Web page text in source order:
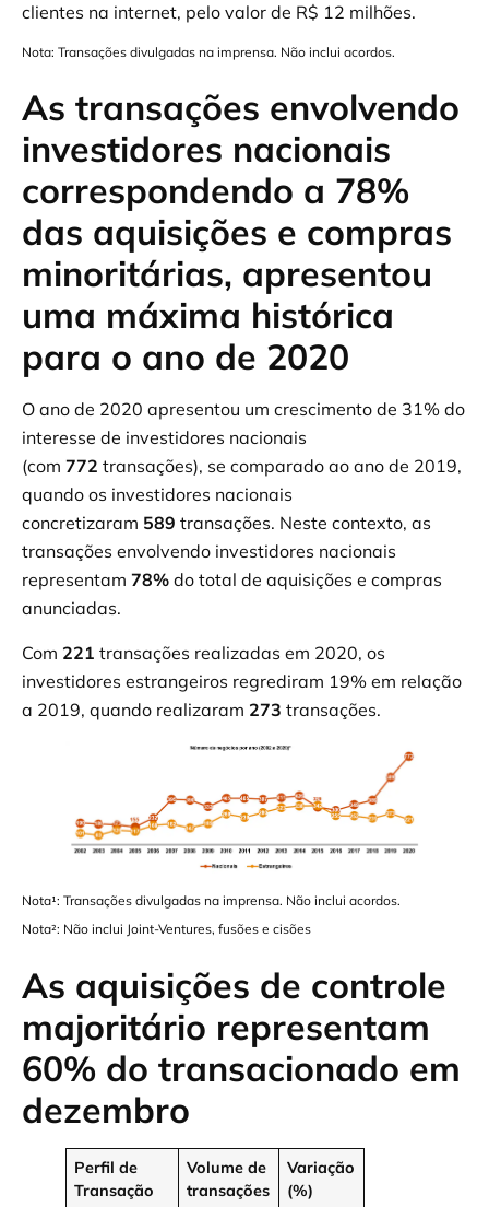
clientes na internet, pelo valor de R$ 12 milhões.
Nota: Transações divulgadas na imprensa. Não inclui acordos.
As transações envolvendo
investidores nacionais
correspondendo a 78%
das aquisições e compras
minoritárias, apresentou
uma máxima histórica
para o ano de 2020
O ano de 2020 apresentou um crescimento de 31% do
interesse de investidores nacionais
(com 772 transações), se comparado ao ano de 2019,
quando os investidores nacionais
concretizaram 589 transações. Neste contexto, as
transações envolvendo investidores nacionais
representam 78% do total de aquisições e compras
anunciadas.
Com 221 transações realizadas em 2020, os
investidores estrangeiros regrediram 19% em relação
a 2019, quando realizaram 273 transações.
Nota¹: Transações divulgadas na imprensa. Não inclui acordos.
Nota²: Não inclui Joint-Ventures, fusões e cisões
As aquisições de controle
majoritário representam
60% do transacionado em
dezembro
Perfil de
Transação
Volume de
transações
Variação
(%)